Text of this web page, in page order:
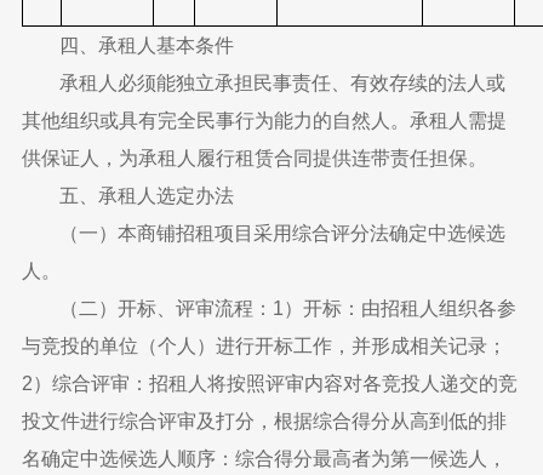
四、承租人基本条件
承租人必须能独立承担民事责任、有效存续的法人或
其他组织或具有完全民事行为能力的自然人。承租人需提
供保证人，为承租人履行租赁合同提供连带责任担保。
五、承租人选定办法
（一）本商铺招租项目采用综合评分法确定中选候选
人。
（二）开标、评审流程：1）开标：由招租人组织各参
与竞投的单位（个人）进行开标工作，并形成相关记录；
2）综合评审：招租人将按照评审内容对各竞投人递交的竞
投文件进行综合评审及打分，根据综合得分从高到低的排
名确定中选候选人顺序：综合得分最高者为第一候选人，